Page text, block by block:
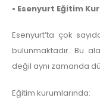
• Esenyurt Eğitim
Esenyurt’ta çok
bulunmaktadır. Bu
değil aynı zamanda
Eğitim kurumlarında: